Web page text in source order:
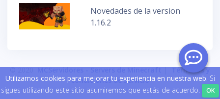
Novedades de la version
1.16.2
© 2020 MCServidores - Servers de Minecraft| Términos y
condiciones de servicio
Utilizamos cookies para mejorar tu experiencia en nuestra web. Si
sigues utilizando este sitio asumiremos que estás de acuerdo.
OK